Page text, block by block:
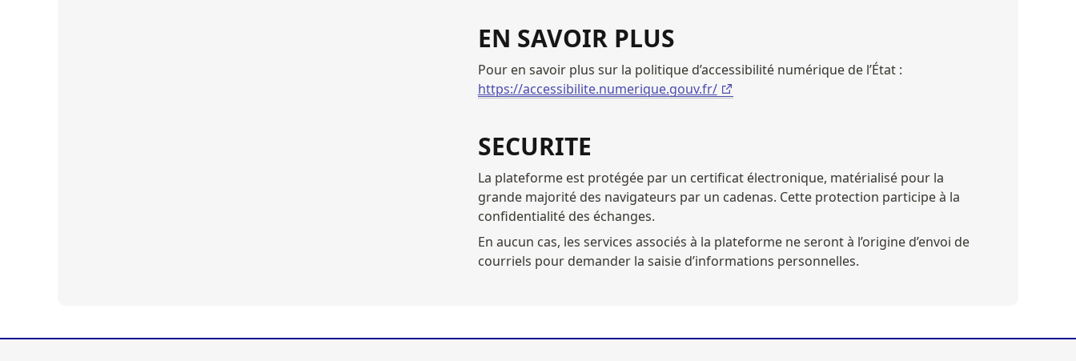
EN SAVOIR PLUS
https://accessibilite.numerique.gouv.fr/
SECURITE
La plateforme est protégée par un certificat électronique, matérialisé pour la
grande majorité des navigateurs par un cadenas. Cette protection participe à la
confidentialité des échanges.
En aucun cas, les services associés à la plateforme ne seront à l’origine d’envoi de
courriels pour demander la saisie d’informations personnelles.